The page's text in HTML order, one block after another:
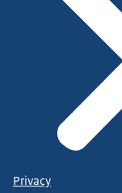
Privacy